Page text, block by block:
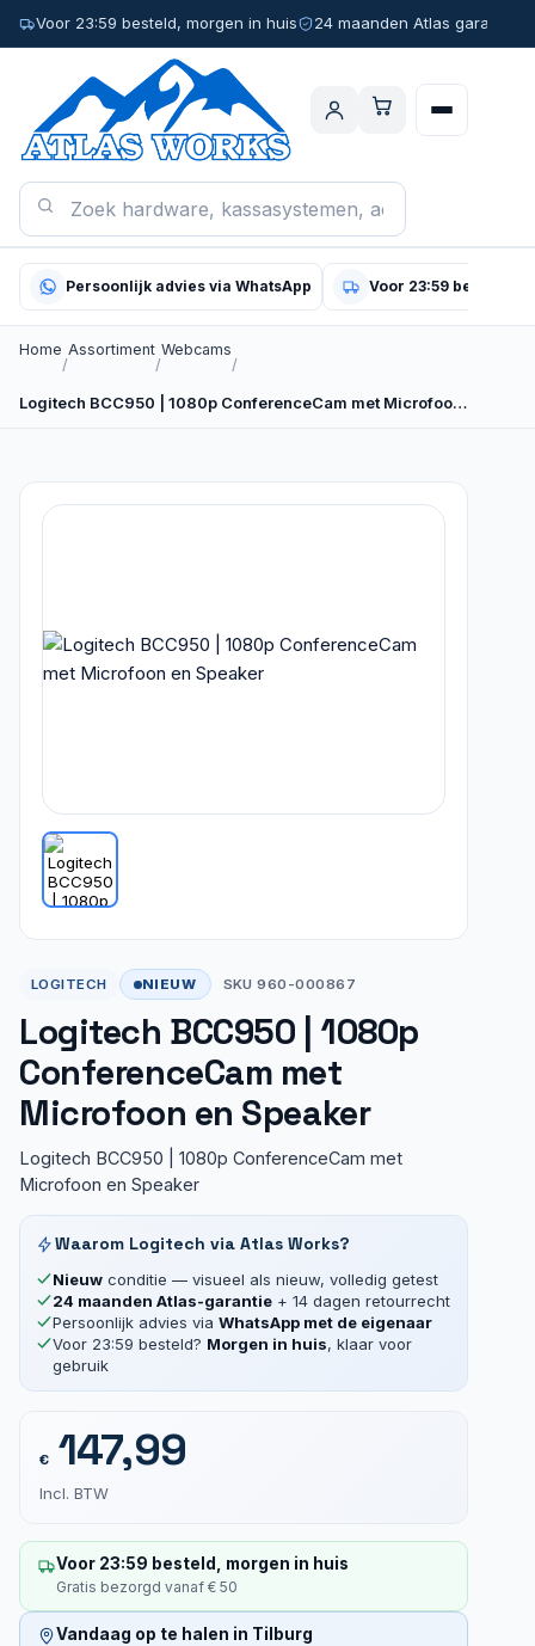
Voor 23:59 besteld, morgen in huis 24 maanden Atlas garantie
Persoonlijk advies via WhatsApp Voor 23:59 besteld,
Home
/
Assortiment
/
Webcams
/
Logitech BCC950 | 1080p ConferenceCam met Microfoon en…
LOGITECH NIEUW SKU 960-000867
Logitech BCC950 | 1080p
ConferenceCam met
Microfoon en Speaker
Logitech BCC950 | 1080p ConferenceCam met
Microfoon en Speaker
Waarom Logitech via Atlas Works?
Nieuw conditie — visueel als nieuw, volledig getest
24 maanden Atlas-garantie + 14 dagen retourrecht
Persoonlijk advies via WhatsApp met de eigenaar
Voor 23:59 besteld? Morgen in huis, klaar voor
gebruik
€147,99
Incl. BTW
Voor 23:59 besteld, morgen in huis
Gratis bezorgd vanaf € 50
Vandaag op te halen in Tilburg